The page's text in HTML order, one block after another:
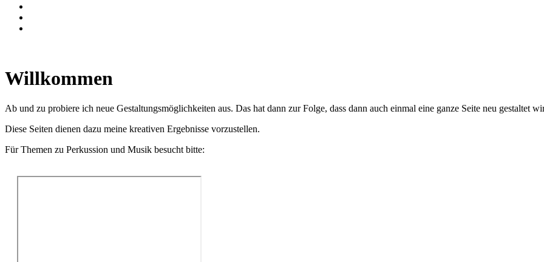
Willkommen
Ab und zu probiere ich neue Gestaltungsmöglichkeiten aus. Das hat dann zur Folge, dass dann auch einmal eine ganze Seite neu gestaltet
Diese Seiten dienen dazu meine kreativen Ergebnisse vorzustellen.
Für Themen zu Perkussion und Musik besucht bitte: